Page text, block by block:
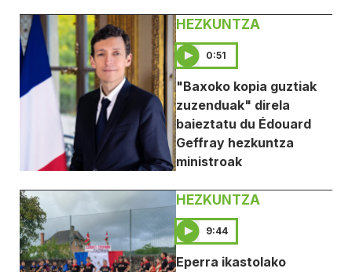
HEZKUNTZA
0:51
"Baxoko kopia guztiak
zuzenduak" direla
baieztatu du Édouard
Geffray hezkuntza
ministroak
HEZKUNTZA
9:44
Eperra ikastolako